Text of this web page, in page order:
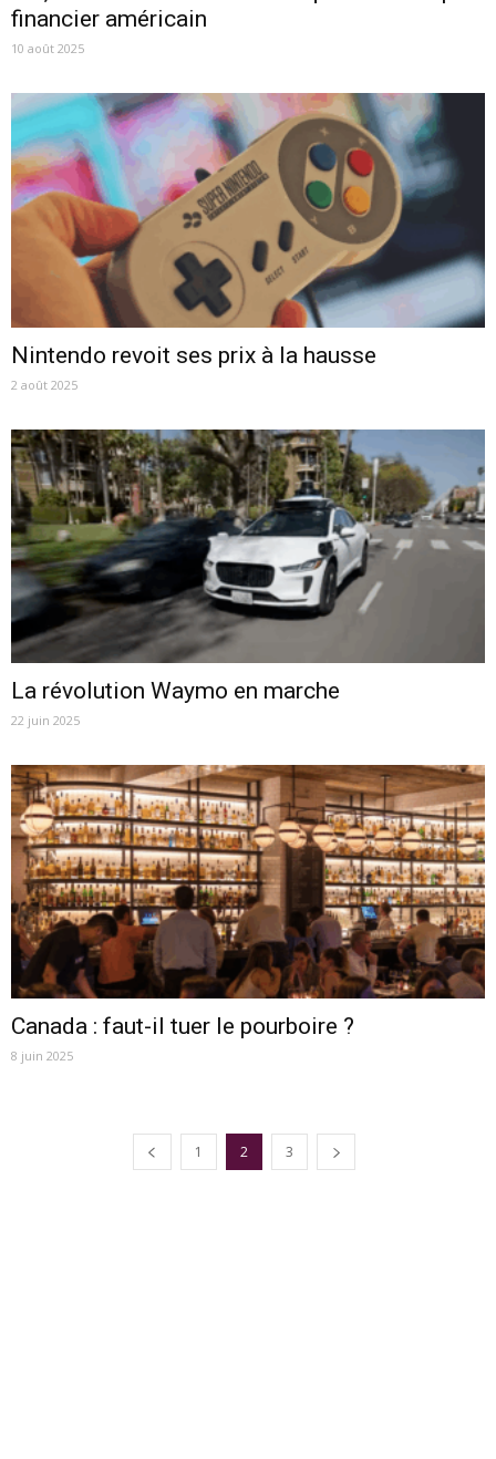
financier américain
10 août 2025
Nintendo revoit ses prix à la hausse
2 août 2025
La révolution Waymo en marche
22 juin 2025
Canada : faut-il tuer le pourboire ?
8 juin 2025
1 2 3